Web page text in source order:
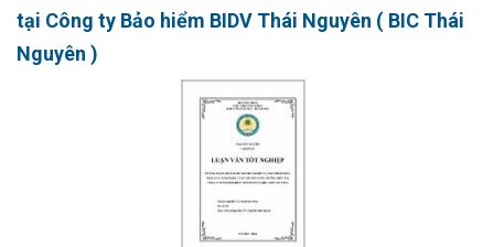
tại Công ty Bảo hiểm BIDV Thái Nguyên ( BIC Thái
Nguyên )